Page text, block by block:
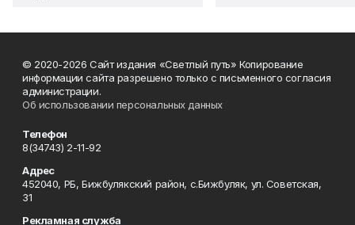
© 2020-2026 Сайт издания «Светлый путь» Копирование
информации сайта разрешено только с письменного согласия
администрации.
Об использовании персональных данных
Телефон
8(34743) 2-11-92
Адрес
452040, РБ, Бижбулякский район, с.Бижбуляк, ул. Советская,
31
Рекламная служба